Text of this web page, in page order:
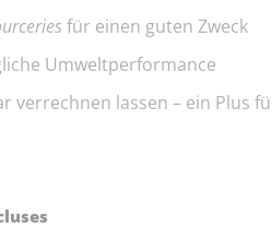
für einen guten Zweck
Umweltperformance
verrechnen lassen – ein Plus